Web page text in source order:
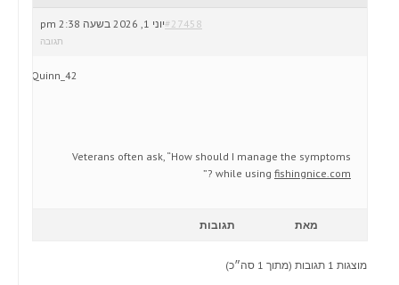
יוני 1, 2026 בשעה 2:38 pm#27458
תגובה
Quinn_42
Veterans often ask, “How should I manage the symptoms
while using fishingnice.com
?”
מאת תגובות
מוצגות 1 תגובות (מתוך 1 סה״כ)